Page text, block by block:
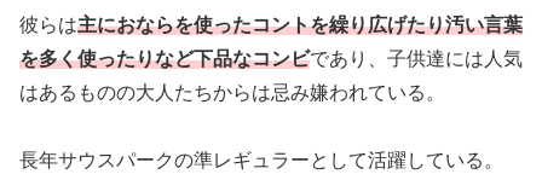
彼らは主におならを使ったコントを繰り広げたり汚い言葉
を多く使ったりなど下品なコンビであり、子供達には人気
はあるものの大人たちからは忌み嫌われている。
長年サウスパークの準レギュラーとして活躍している。